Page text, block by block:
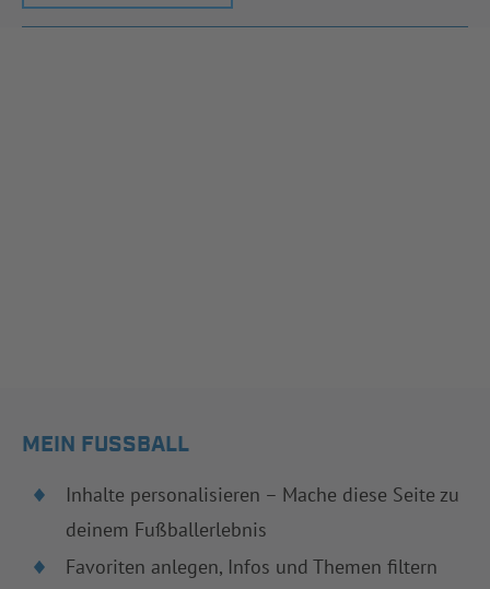
MEIN FUSSBALL
Inhalte personalisieren – Mache diese Seite zu
deinem Fußballerlebnis
Favoriten anlegen, Infos und Themen filtern